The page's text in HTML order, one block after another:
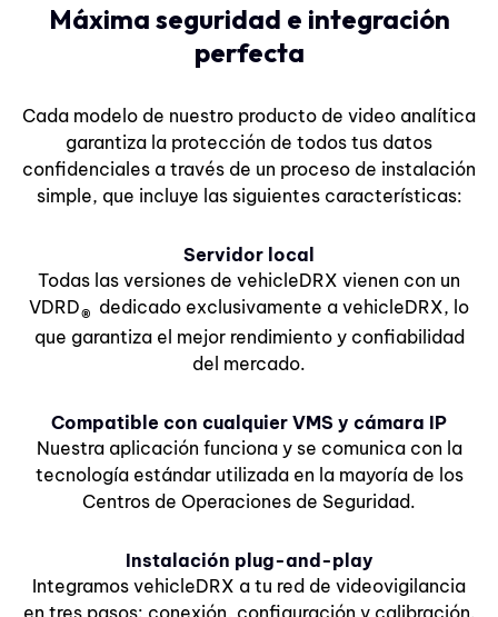
Máxima seguridad e integración
perfecta
Cada modelo de nuestro producto de video analítica
garantiza la protección de todos tus datos
confidenciales a través de un proceso de instalación
simple, que incluye las siguientes características:
Servidor local
Todas las versiones de vehicleDRX vienen con un
VDRD® dedicado exclusivamente a vehicleDRX, lo
que garantiza el mejor rendimiento y confiabilidad
del mercado.
Compatible con cualquier VMS y cámara IP
Nuestra aplicación funciona y se comunica con la
tecnología estándar utilizada en la mayoría de los
Centros de Operaciones de Seguridad.
Instalación plug-and-play
Integramos vehicleDRX a tu red de videovigilancia
en tres pasos: conexión, configuración y calibración.